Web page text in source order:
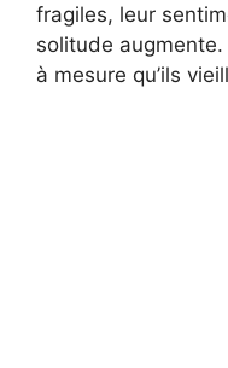
fragiles, leur
solitude
à mesure qu’ils